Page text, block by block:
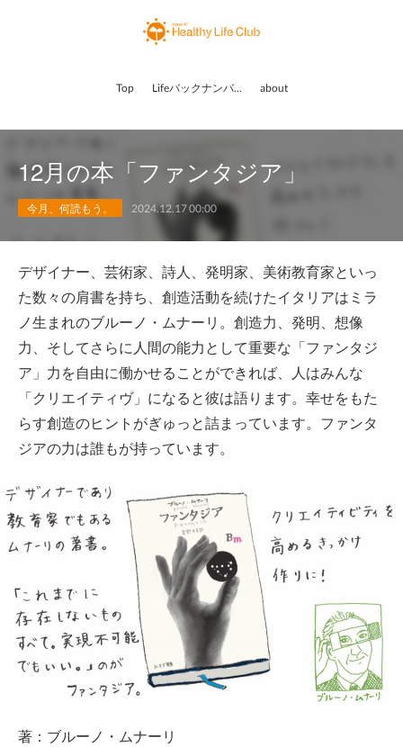
Top Lifeバックナンバー about
12月の本「ファンタジア」
今月、何読もう。 2024.12.17 00:00
デザイナー、芸術家、詩人、発明家、美術教育家といっ
た数々の肩書を持ち、創造活動を続けたイタリアはミラ
ノ生まれのブルーノ・ムナーリ。創造力、発明、想像
力、そしてさらに人間の能力として重要な「ファンタジ
ア」力を自由に働かせることができれば、人はみんな
「クリエイティヴ」になると彼は語ります。幸せをもた
らす創造のヒントがぎゅっと詰まっています。ファンタ
ジアの力は誰もが持っています。
著：ブルーノ・ムナーリ